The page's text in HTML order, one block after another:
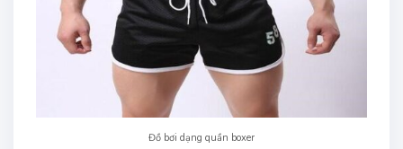
Đồ bơi dạng quần boxer